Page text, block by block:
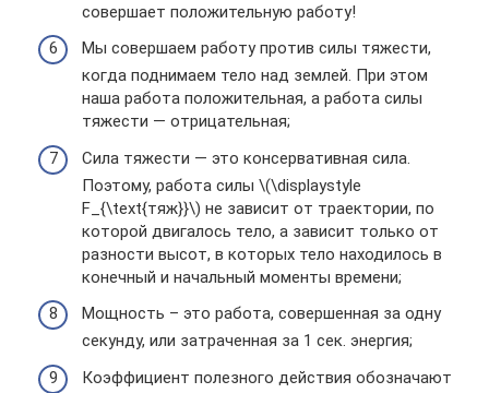
совершает положительную работу!
Мы совершаем работу против силы тяжести,
когда поднимаем тело над землей. При этом
наша работа положительная, а работа силы
тяжести — отрицательная;
Сила тяжести — это консервативная сила.
Поэтому, работа силы \(\displaystyle
F_{\text{тяж}}\) не зависит от траектории, по
которой двигалось тело, а зависит только от
разности высот, в которых тело находилось в
конечный и начальный моменты времени;
Мощность – это работа, совершенная за одну
секунду, или затраченная за 1 сек. энергия;
Коэффициент полезного действия обозначают